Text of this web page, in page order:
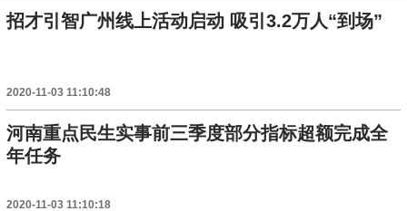
招才引智广州线上活动启动 吸引3.2万人“到场”
2020-11-03 11:10:48
河南重点民生实事前三季度部分指标超额完成全
年任务
2020-11-03 11:10:18